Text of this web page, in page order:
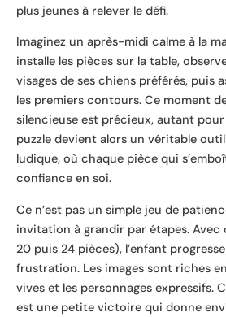
plus jeunes à relever le défi.
Imaginez un après-midi calme à la
installe les pièces sur la table,
visages de ses chiens préférés, puis
les premiers contours. Ce moment
silencieuse est précieux, autant
puzzle devient alors un véritable
ludique, où chaque pièce qui
confiance en soi.
Ce n’est pas un simple jeu de
invitation à grandir par étapes. Avec
20 puis 24 pièces), l’enfant
frustration. Les images sont riches
vives et les personnages expressifs.
est une petite victoire qui donne